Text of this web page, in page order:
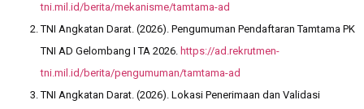
tni.mil.id/berita/mekanisme/tamtama-ad
TNI Angkatan Darat. (2026). Pengumuman Pendaftaran Tamtama PK
TNI AD Gelombang I TA 2026. https://ad.rekrutmen-
tni.mil.id/berita/pengumuman/tamtama-ad
TNI Angkatan Darat. (2026). Lokasi Penerimaan dan Validasi